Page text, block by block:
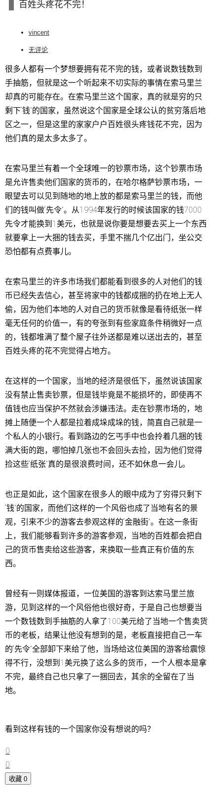
百姓头疼花不完！
vincent
无评论
很多人都有一个梦想要拥有花不完的钱，或者说数钱数到
手抽筋，但就是这一个听起来不切实际的事情在索马里兰
却真的可能存在。在索马里兰这个国家，真的就是穷的只
剩下“钱”的国家，虽然说这个国家是全球公认的贫穷落后地
区之一，但是这里的家家户户百姓很头疼钱花不完，因为
他们真的是太多太多了。
在索马里兰有着一个全球唯一的钞票市场，这个钞票市场
是允许售卖他们国家的货币的，在哈尔格萨钞票市场，一
眼望去可以见到随地的地上放的都是索马里兰的钱，而他
们的钱叫做“先令”。从1994年发行的时候该国家的钱7000
先令才能换到1美元，也就是说你要是想要去买上一个东西
就要拿上一大捆的钱去买，手里不揣几个亿出门，坐公交
恐怕都有点费事儿。
在索马里兰的许多市场我们都能看到很多的人对他们的钱
币已经失去信心，甚至将家中的钱都成捆的扔在地上无人
偷，因为他们本地的人对自己的货币就像是看待纸张一样
毫无任何的价值一，有的夸张到有些家庭条件稍微好一点
的，钱都堆满了整个屋子往外送都是难以送出去的，甚至
百姓头疼的花不完觉得占地方。
在这样的一个国家，当地的经济是很低下，虽然说该国家
没有禁止售卖钞票，但是钱毕竟是不能损坏的，即使再不
值钱也应当保护不然就会涉嫌违法。走在钞票市场的，地
摊上随便一个人都是拉着成垛成垛的钱，简直自己就是一
个私人的小银行。看到路边的乞丐手中也会拎着几捆的钱
满大街的跑，哪怕掉几张也不会回头去捡，因为他们觉得
捡这些“纸张”真的是很浪费时间，还不如休息一会儿。
也正是如此，这个国家在很多人的眼中成为了穷得只剩下
“钱”的国家，而他们这样的一个风俗也成了当地有名的景
观，引来不少的游客去参观这样的“金融街”。在这一条街
上，我们能够看到许多的游客参观，当地的百姓都会把自
己的货币售卖给这些游客，来换取一些真正有价值的东
西。
曾经有一则媒体报道，一位美国的游客到达索马里兰旅
游，见到这样的一个风俗他也很好奇，于是自己也想要当
一个数钱数到手抽筋的人拿了100美元给了当地一个售卖货
币的老板，结果让他没有想到的是，老板直接把自己一车
的“先令”全部卸下来给了他，当场给这位美国的游客给震惊
得不行，没想到1美元换了这么多的货币，一个人根本是拿
不完，最终自己也只拿了一捆回去，其余的全留在了当
地。
看到这样有钱的一个国家你没有想说的吗？
0
0
收藏 0